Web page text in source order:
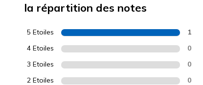
la répartition des notes
5 Etoiles 1
4 Etoiles 0
3 Etoiles 0
2 Etoiles 0